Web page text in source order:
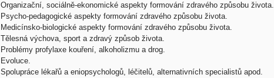
Organizační, sociálně-ekonomické aspekty formování zdravého způsobu života.
Psycho-pedagogické aspekty formování zdravého způsobu života.
Medicínsko-biologické aspekty formování zdravého způsobu života.
Tělesná výchova, sport a zdravý způsob života.
Problémy profylaxe kouření, alkoholizmu a drog.
Evoluce.
Spolupráce lékařů a eniopsychologů, léčitelů, alternativních specialistů apod.